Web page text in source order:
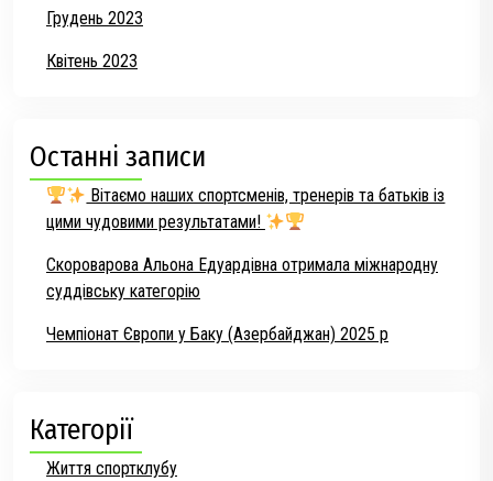
Грудень 2023
Квітень 2023
Останні записи
Вітаємо наших спортсменів, тренерів та батьків із
цими чудовими результатами!
Скороварова Альона Едуардівна отримала міжнародну
суддівську категорію
Чемпіонат Європи у Баку (Азербайджан) 2025 р
Категорії
Життя спортклубу